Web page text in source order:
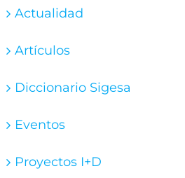
Actualidad
Artículos
Diccionario Sigesa
Eventos
Proyectos I+D